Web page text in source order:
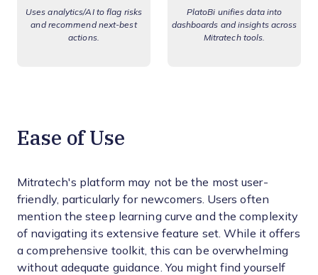
Uses analytics/AI to flag risks
and recommend next-best
actions.
PlatoBi unifies data into
dashboards and insights across
Mitratech tools.
Ease of Use
Mitratech's platform may not be the most user-
friendly, particularly for newcomers. Users often
mention the steep learning curve and the complexity
of navigating its extensive feature set. While it offers
a comprehensive toolkit, this can be overwhelming
without adequate guidance. You might find yourself